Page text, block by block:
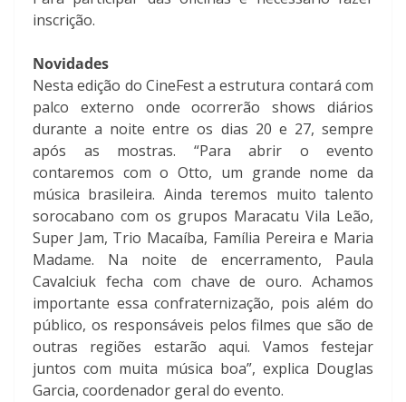
inscrição.
Novidades
Nesta edição do CineFest a estrutura contará com
palco externo onde ocorrerão shows diários
durante a noite entre os dias 20 e 27, sempre
após as mostras. “Para abrir o evento
contaremos com o Otto, um grande nome da
música brasileira. Ainda teremos muito talento
sorocabano com os grupos Maracatu Vila Leão,
Super Jam, Trio Macaíba, Família Pereira e Maria
Madame. Na noite de encerramento, Paula
Cavalciuk fecha com chave de ouro. Achamos
importante essa confraternização, pois além do
público, os responsáveis pelos filmes que são de
outras regiões estarão aqui. Vamos festejar
juntos com muita música boa”, explica Douglas
Garcia, coordenador geral do evento.